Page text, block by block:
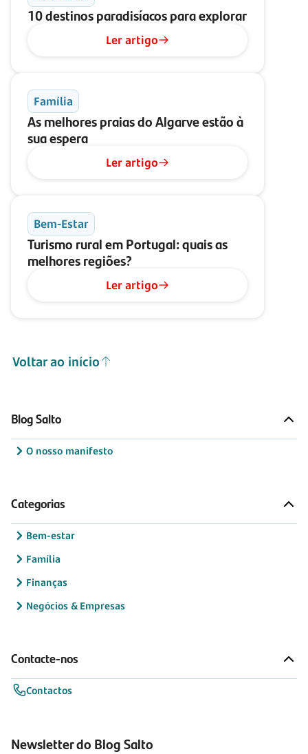
10 destinos paradisíacos para explorar
Ler artigo
Família
As melhores praias do Algarve estão à
sua espera
Ler artigo
Bem-Estar
Turismo rural em Portugal: quais as
melhores regiões?
Ler artigo
Voltar ao início
Blog Salto
O nosso manifesto
Categorias
Bem-estar
Família
Finanças
Negócios & Empresas
Contacte-nos
Contactos
Newsletter do Blog Salto